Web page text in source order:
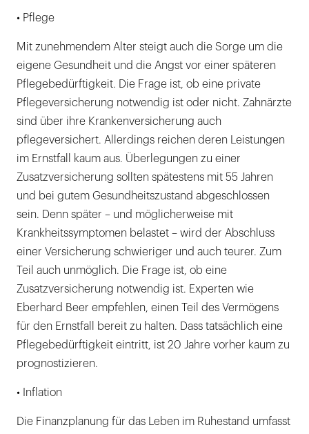
• Pflege
Mit zunehmendem Alter steigt auch die Sorge um die
eigene Gesundheit und die Angst vor einer späteren
Pflegebedürftigkeit. Die Frage ist, ob eine private
Pflegeversicherung notwendig ist oder nicht. Zahnärzte
sind über ihre Krankenversicherung auch
pflegeversichert. Allerdings reichen deren Leistungen
im Ernstfall kaum aus. Überlegungen zu einer
Zusatzversicherung sollten spätestens mit 55 Jahren
und bei gutem Gesundheitszustand abgeschlossen
sein. Denn später – und möglicherweise mit
Krankheitssymptomen belastet – wird der Abschluss
einer Versicherung schwieriger und auch teurer. Zum
Teil auch unmöglich. Die Frage ist, ob eine
Zusatzversicherung notwendig ist. Experten wie
Eberhard Beer empfehlen, einen Teil des Vermögens
für den Ernstfall bereit zu halten. Dass tatsächlich eine
Pflegebedürftigkeit eintritt, ist 20 Jahre vorher kaum zu
prognostizieren.
• Inflation
Die Finanzplanung für das Leben im Ruhestand umfasst